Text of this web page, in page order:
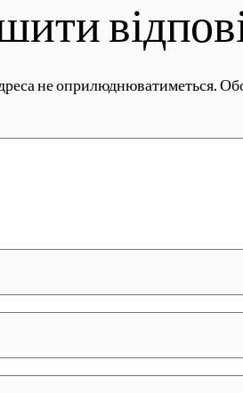
не оприлюднюватиметься.